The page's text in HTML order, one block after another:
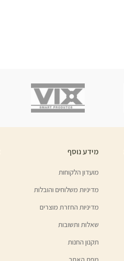
מידע נוסף
מועדון הלקוחות
מדיניות משלוחים והובלות
מדיניות החזרת מוצרים
שאלות ותשובות
תקנון החנות